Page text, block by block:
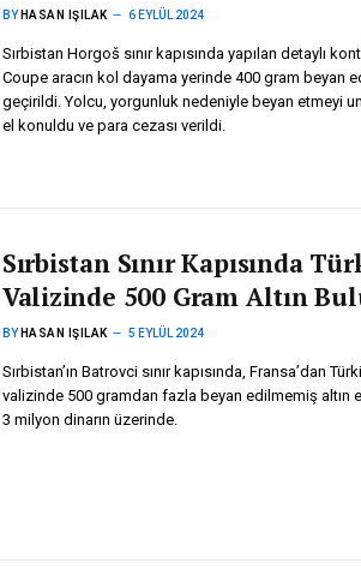
BY HASAN IŞILAK 6 EYLÜL 2024
Sırbistan Horgoš sınır kapısında yapılan detaylı
Coupe aracın kol dayama yerinde 400 gram beyan
geçirildi. Yolcu, yorgunluk nedeniyle beyan etmeyi
el konuldu ve para cezası verildi.
Sırbistan Sınır Kapısında
Valizinde 500 Gram Altın
BY HASAN IŞILAK 5 EYLÜL 2024
Sırbistan’ın Batrovci sınır kapısında, Fransa’dan
valizinde 500 gramdan fazla beyan edilmemiş altın
3 milyon dinarın üzerinde.